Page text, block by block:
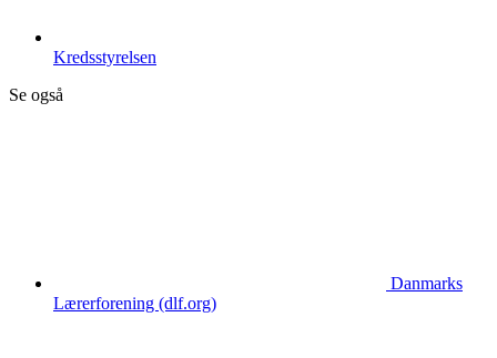
Kredsstyrelsen
Se også
Danmarks
Lærerforening (dlf.org)